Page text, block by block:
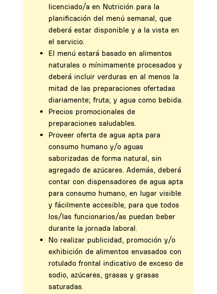
licenciado/a en Nutrición para la
planificación del menú semanal, que
deberá estar disponible y a la vista en
el servicio.
El menú estará basado en alimentos
naturales o mínimamente procesados y
deberá incluir verduras en al menos la
mitad de las preparaciones ofertadas
diariamente; fruta; y agua como bebida.
Precios promocionales de
preparaciones saludables.
Proveer oferta de agua apta para
consumo humano y/o aguas
saborizadas de forma natural, sin
agregado de azúcares. Además, deberá
contar con dispensadores de agua apta
para consumo humano, en lugar visible
y fácilmente accesible, para que todos
los/las funcionarios/as puedan beber
durante la jornada laboral.
No realizar publicidad, promoción y/o
exhibición de alimentos envasados con
rotulado frontal indicativo de exceso de
sodio, azúcares, grasas y grasas
saturadas.